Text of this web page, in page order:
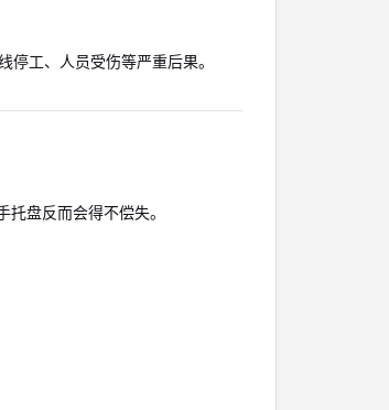
工、人员受伤等严重后果。
盘反而会得不偿失。